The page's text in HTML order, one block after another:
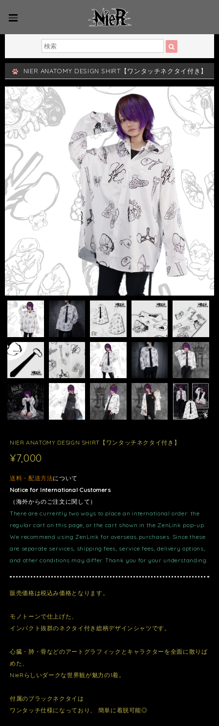
NIER ANATOMY DESIGN SHIRT【ワンタッチネクタイ付き】
NIER ANATOMY DESIGN SHIRT【ワンタッチネクタイ付き】
¥7,000
送料・配送方法について
Notice for International Customers
（海外からのご注文に関して）
There are currently two ways to place an international order: the
regular cart on this page, or the cart shown in the ZenLink pop-up.
We recommend using ZenLink for overseas purchases. Since these
are separate services, shipping fees, service fees, delivery options,
and other conditions may differ. Thank you for your understanding.
販売価格は税込み価格となります。
モノトーンで仕上げた、
インパクト抜群のネクタイ付き総柄デザインシャツです。
心臓・肺・骨などのアートグラフィックとキャラクターを全面に散りば
めた、
NieRらしいダークな世界観が魅力の1着。
付属のブラックネクタイは
ワンタッチ仕様になっており、 簡単に着脱可能◎